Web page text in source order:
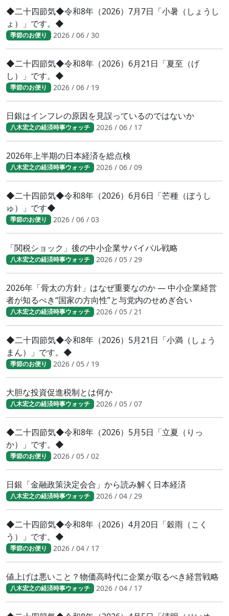
◆二十四節気◆令和8年（2026）7月7日「小暑（しょうし
ょ）」です。◆
季節のお便り 2026 / 06 / 30
◆二十四節気◆令和8年（2026）6月21日「夏至（げ
し）」です。◆
季節のお便り 2026 / 06 / 19
日銀はインフレの原因を見誤っているのではないか
八木宏之の経済時事ウォッチ 2026 / 06 / 17
2026年上半期の日本経済を総点検
八木宏之の経済時事ウォッチ 2026 / 06 / 09
◆二十四節気◆令和8年（2026）6月6日「芒種（ぼうし
ゅ）」です◆
季節のお便り 2026 / 06 / 03
「関税ショック」後の中小企業サバイバル戦略
八木宏之の経済時事ウォッチ 2026 / 05 / 29
2026年「骨太の方針」はなぜ重要なのか ― 中小企業経営
者が知るべき“国家の方向性”と与党内のせめぎ合い
八木宏之の経済時事ウォッチ 2026 / 05 / 21
◆二十四節気◆令和8年（2026）5月21日「小満（しょう
まん）」です。◆
季節のお便り 2026 / 05 / 19
大胆な投資促進税制とは何か
八木宏之の経済時事ウォッチ 2026 / 05 / 07
◆二十四節気◆令和8年（2026）5月5日「立夏（りっ
か）」です。◆
季節のお便り 2026 / 05 / 02
日銀「金融政策決定会合」から読み解く日本経済
八木宏之の経済時事ウォッチ 2026 / 04 / 29
◆二十四節気◆令和8年（2026）4月20日「穀雨（こく
う）」です。◆
季節のお便り 2026 / 04 / 17
値上げは悪いこと？物価高時代に企業が取るべき経営戦略
八木宏之の経済時事ウォッチ 2026 / 04 / 17